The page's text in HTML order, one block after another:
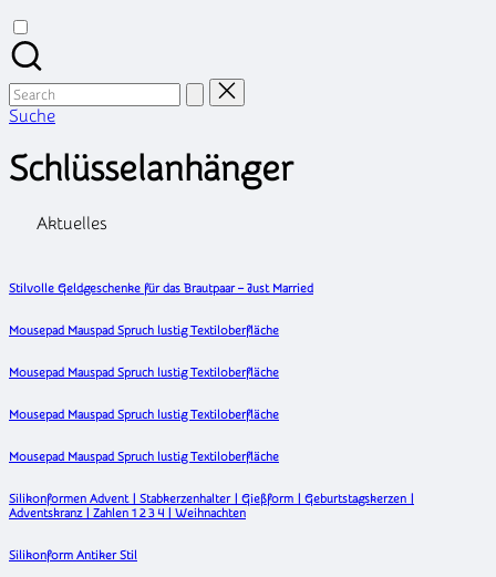
Search
for:
Suche
Schlüsselanhänger
Aktuelles
Stilvolle Geldgeschenke für das Brautpaar – Just Married
Mousepad Mauspad Spruch lustig Textiloberfläche
Mousepad Mauspad Spruch lustig Textiloberfläche
Mousepad Mauspad Spruch lustig Textiloberfläche
Mousepad Mauspad Spruch lustig Textiloberfläche
Silikonformen Advent | Stabkerzenhalter | Gießform | Geburtstagskerzen |
Adventskranz | Zahlen 1 2 3 4 | Weihnachten
Silikonform Antiker Stil